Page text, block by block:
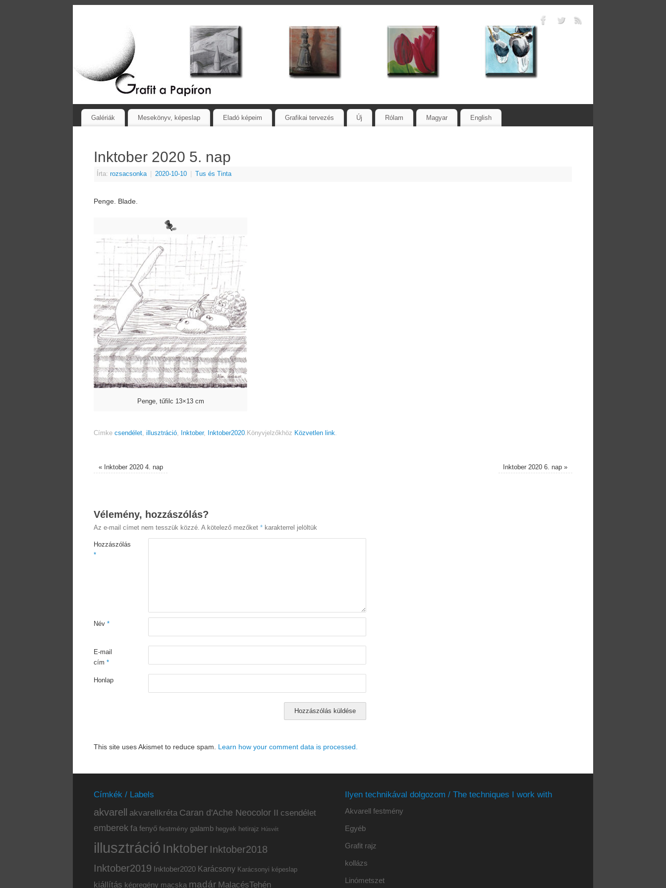
Galériák Mesekönyv, képeslap Eladó képeim Grafikai tervezés Új Rólam Magyar English
Inktober 2020 5. nap
Írta: rozsacsonka 2020-10-10 Tus és Tinta
Penge. Blade.
Penge, tűfilc 13×13 cm
Címke csendélet, illusztráció, Inktober, Inktober2020. Könyvjelzőkhöz Közvetlen link.
«Inktober 2020 4. nap Inktober 2020 6. nap»
Vélemény, hozzászólás?
Az e-mail címet nem tesszük közzé. A kötelező mezőket * karakterrel jelöltük
Hozzászólás
*
Név *
E-mail
cím *
Honlap
This site uses Akismet to reduce spam. Learn how your comment data is processed.
Címkék / Labels
akvarell akvarellkréta Caran d'Ache Neocolor II csendélet
emberek fa fenyő festmény galamb hegyek hetirajz Húsvét
illusztráció Inktober Inktober2018
Inktober2019 Inktober2020 Karácsony Karácsonyi képeslap
kiállítás képregény macska madár MalacésTehén
Ilyen technikával dolgozom / The techniques I work with
Akvarell festmény
Egyéb
Grafit rajz
kollázs
Linómetszet